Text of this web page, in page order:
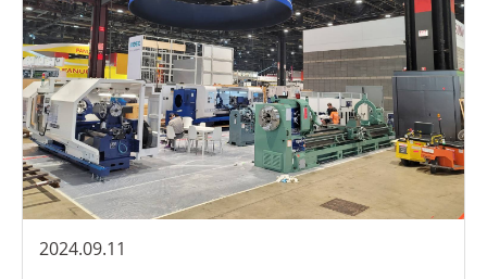
2024.09.11